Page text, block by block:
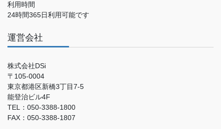
利用時間
24時間365日利用可能です
運営会社
株式会社DSi
〒105-0004
東京都港区新橋3丁目7-5
能登治ビル4F
TEL：050-3388-1800
FAX：050-3388-1807